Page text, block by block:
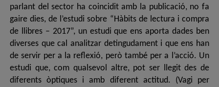
parlant del sector ha coincidit amb la publicació, no fa
gaire dies, de l’estudi sobre “Hàbits de lectura i compra
de llibres – 2017”, un estudi que ens aporta dades ben
diverses que cal analitzar detingudament i que ens han
de servir per a la reflexió, però també per a l’acció. Un
estudi que, com qualsevol altre, pot ser llegit des de
diferents òptiques i amb diferent actitud. (Vagi per